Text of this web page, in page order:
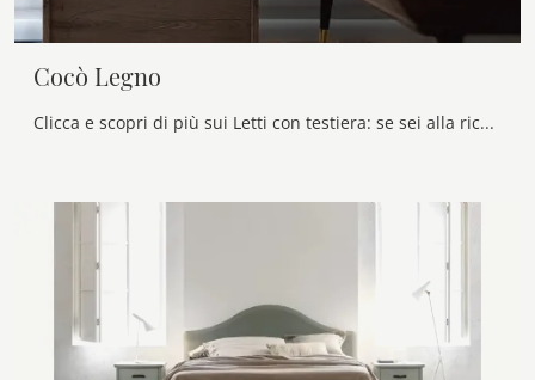
Cocò Legno
Clicca e scopri di più sui Letti con testiera: se sei alla ricerca di modelli matrimoniali design, il modello Cocò Legno Callesella fa per te.